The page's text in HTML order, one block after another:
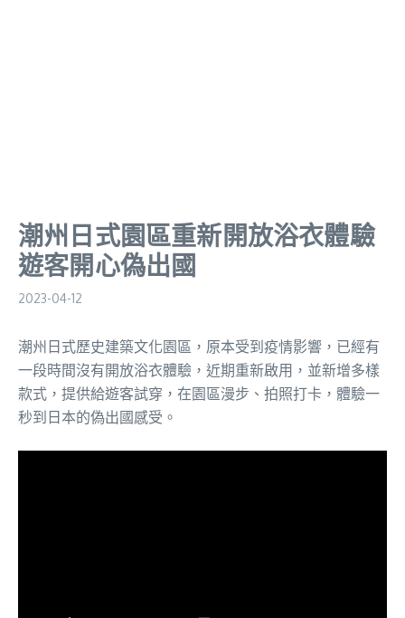
潮州日式園區重新開放浴衣體驗
遊客開心偽出國
2023-04-12
潮州日式歷史建築文化園區，原本受到疫情影響，已經有
一段時間沒有開放浴衣體驗，近期重新啟用，並新增多樣
款式，提供給遊客試穿，在園區漫步、拍照打卡，體驗一
秒到日本的偽出國感受。